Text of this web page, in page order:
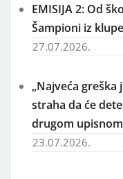
EMISIJA 2: Od
Šampioni iz klupe
27.07.2026.
„Najveća greška
straha da će
drugom
23.07.2026.